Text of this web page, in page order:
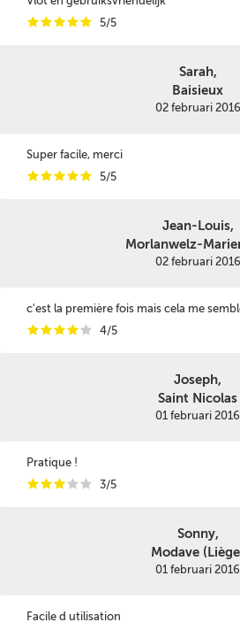
iiiii 5/5
Sarah,
Baisieux
02 februari 2016
Super facile, merci
iiiii 5/5
Jean-Louis,
Morlanwelz-
02 februari 2016
c'est la première fois mais cela me
iiiii 4/5
Joseph,
Saint Nicolas
01 februari 2016
Pratique !
iiiii 3/5
Sonny,
Modave
01 februari 2016
Facile d utilisation